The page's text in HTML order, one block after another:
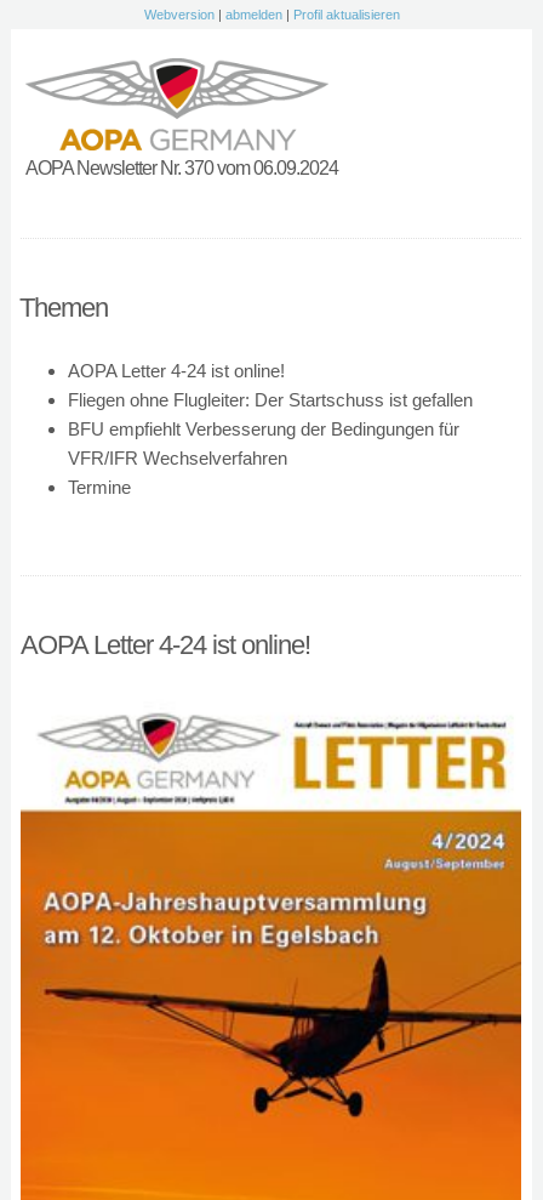
Webversion| abmelden| Profil aktualisieren
AOPA Newsletter Nr. 370 vom 06.09.2024
Themen
AOPA Letter 4-24 ist online!
Fliegen ohne Flugleiter: Der Startschuss ist gefallen
BFU empfiehlt Verbesserung der Bedingungen für
VFR/IFR Wechselverfahren
Termine
AOPA Letter 4-24 ist online!